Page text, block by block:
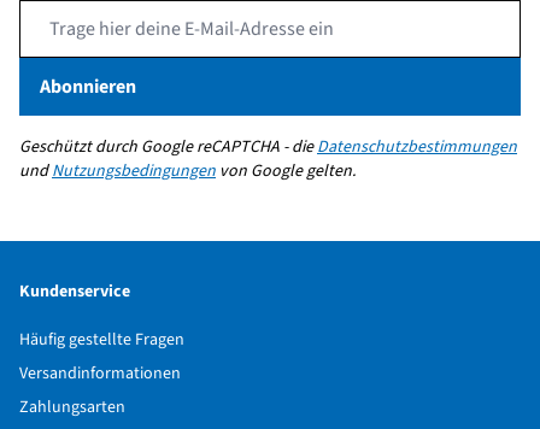
Abonnieren
Geschützt durch Google reCAPTCHA - dieDatenschutzbestimmungen
undNutzungsbedingungen von Google gelten.
Kundenservice
Häufig gestellte Fragen
Versandinformationen
Zahlungsarten